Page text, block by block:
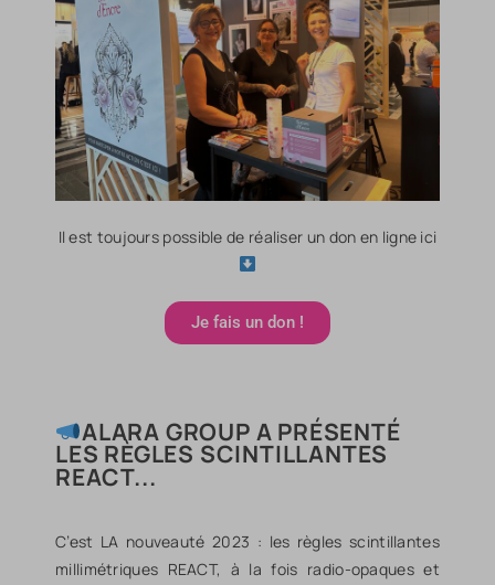
Il est toujours possible de réaliser un don en ligne ici
Je fais un don !
ALARA GROUP A PRÉSENTÉ
LES RÈGLES SCINTILLANTES
REACT...
C’est LA nouveauté 2023 : les règles scintillantes
millimétriques REACT, à la fois radio-opaques et